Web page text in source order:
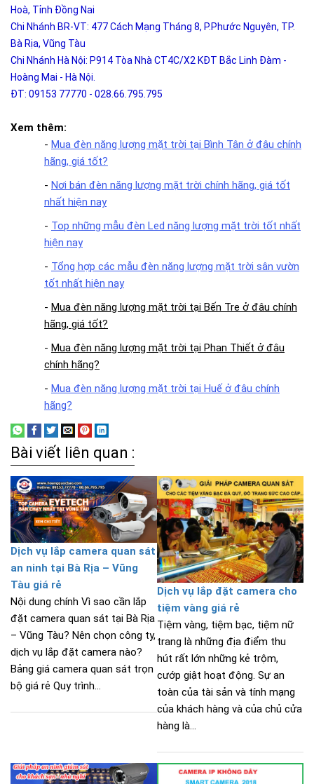
Hoà, Tỉnh Đồng Nai
Chi Nhánh BR-VT: 477 Cách Mạng Tháng 8, P.Phước Nguyên, TP.
Bà Rịa, Vũng Tàu
Chi Nhánh Hà Nội: P914 Tòa Nhà CT4C/X2 KĐT Bắc Linh Đàm -
Hoàng Mai - Hà Nội.
ĐT: 09153 77770 - 028.66.795.795
Xem thêm:
- Mua đèn năng lượng mặt trời tại Bình Tân ở đâu chính
hãng, giá tốt?
- Nơi bán đèn năng lượng mặt trời chính hãng, giá tốt
nhất hiện nay
- Top những mẫu đèn Led năng lượng mặt trời tốt nhất
hiện nay
- Tổng hợp các mẫu đèn năng lượng mặt trời sân vườn
tốt nhất hiện nay
- Mua đèn năng lượng mặt trời tại Bến Tre ở đâu chính
hãng, giá tốt?
- Mua đèn năng lượng mặt trời tại Phan Thiết ở đâu
chính hãng?
- Mua đèn năng lượng mặt trời tại Huế ở đâu chính
hãng?
Bài viết liên quan :
Dịch vụ lắp camera quan sát
an ninh tại Bà Rịa – Vũng
Tàu giá rẻ
Nội dung chính Vì sao cần lắp
đặt camera quan sát tại Bà Rịa
– Vũng Tàu? Nên chọn công ty,
dịch vụ lắp đặt camera nào?
Bảng giá camera quan sát trọn
bộ giá rẻ Quy trình...
Dịch vụ lắp đặt camera cho
tiệm vàng giá rẻ
Tiệm vàng, tiệm bạc, tiệm nữ
trang là những địa điểm thu
hút rất lớn những kẻ trộm,
cướp giật hoạt động. Sự an
toàn của tài sản và tính mạng
của khách hàng và của chủ cửa
hàng là...